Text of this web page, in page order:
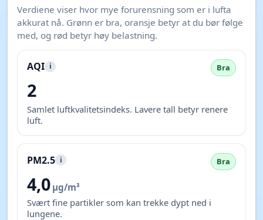
Verdiene viser hvor mye forurensning som er i lufta
akkurat nå. Grønn er bra, oransje betyr at du bør følge
med, og rød betyr høy belastning.
AQI i Bra
2
Samlet luftkvalitetsindeks. Lavere tall betyr renere
luft.
PM2.5 i Bra
4,0 µg/m³
Svært fine partikler som kan trekke dypt ned i
lungene.